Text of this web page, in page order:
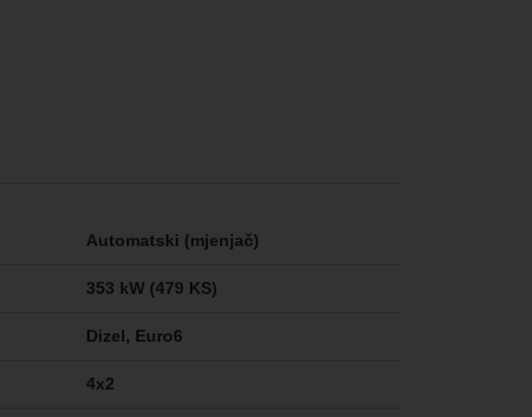
Automatski (mjenjač)
353 kW (479 KS)
Dizel, Euro6
4x2